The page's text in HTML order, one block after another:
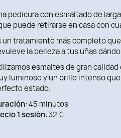
pedicura con esmaltado de
puede retirarse en casa con
un tratamiento más completo
la belleza a tus uñas
esmaltes de gran calidad
luminoso y un brillo intenso
estado.
: 45 minutos
1 sesión: 32 €